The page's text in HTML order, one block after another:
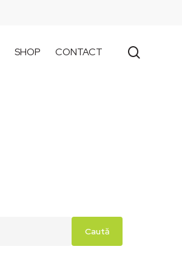
SHOP CONTACT
Caută